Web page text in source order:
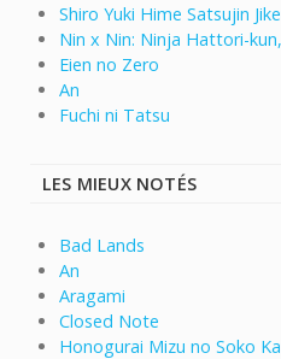
Shiro Yuki Hime Satsujin
Nin x Nin: Ninja Hattori-
Eien no Zero
An
Fuchi ni Tatsu
LES MIEUX NOTÉS
Bad Lands
An
Aragami
Closed Note
Honogurai Mizu no Soko